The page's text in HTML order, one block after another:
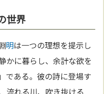
世界
明は一つの理想を提示し
かに暮らし、余計な欲を
である。彼の詩に登場す
流れる川、吹き抜ける